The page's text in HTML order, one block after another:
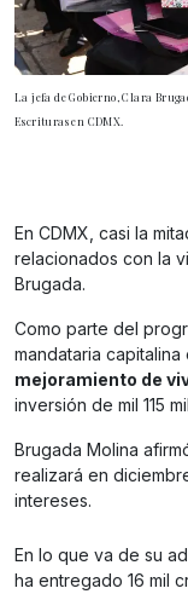
La jefa de Gobierno, Clara
Escrituras en CDMX.
En CDMX, casi la
relacionados con la
Brugada.
Como parte del
mandataria capitalina
mejoramiento de
inversión de mil 115
Brugada Molina
realizará en
intereses.
En lo que va de su
ha entregado 16 mil